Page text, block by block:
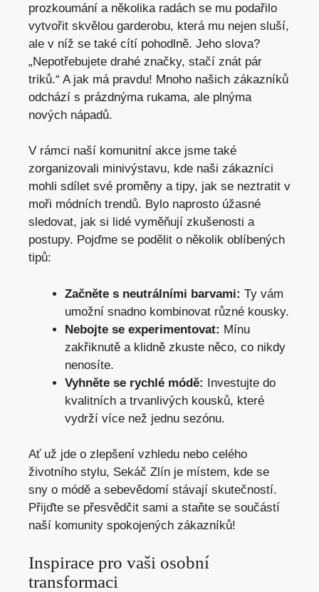
prozkoumání​ a několika ⁣radách‍ se mu podařilo⁣
vytvořit skvělou garderobu, která‍ mu nejen⁣ sluší,
ale v ‍níž ​se⁤ také cítí pohodlně. Jeho‍ slova?
„Nepotřebujete drahé značky, stačí znát⁣ pár
triků.“ ‌A jak má pravdu!‌ Mnoho našich zákazníků
odchází s​ prázdnýma​ rukama, ale plnýma
nových nápadů.
V rámci naší⁣ komunitní ⁢akce jsme také
zorganizovali minivýstavu, kde naši⁤ zákazníci
mohli sdílet​ své ​proměny a ⁣tipy, jak⁣ se ⁢neztratit v
moři módních trendů.‌ Bylo ⁢naprosto ​úžasné
sledovat, jak si lidé vyměňují zkušenosti⁤ a
postupy. Pojďme ‍se ‌podělit o několik oblíbených
tipů:
Začněte s neutrálními⁢ barvami: Ty vám
umožní snadno kombinovat různé⁣ kousky.
Nebojte ⁣se ⁣experimentovat: Mínu
zakřiknutě ⁣a klidně⁣ zkuste něco, co nikdy
nenosíte.
Vyhněte se⁣ rychlé módě: Investujte⁤ do
kvalitních ⁤a trvanlivých kousků, které⁤
vydrží ⁢více než jednu ​sezónu.
Ať už jde o ⁣zlepšení vzhledu ​nebo⁤ celého
životního ⁢stylu, Sekáč​ Zlín‍ je místem, ⁣kde​ se
sny ⁢o módě a sebevědomí ⁤stávají skutečností.
Přijďte se​ přesvědčit sami‍ a ⁣staňte se součástí‍
naší​ komunity spokojených zákazníků!
Inspirace ⁤pro vaši‌ osobní
transformaci